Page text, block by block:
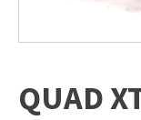
QUAD